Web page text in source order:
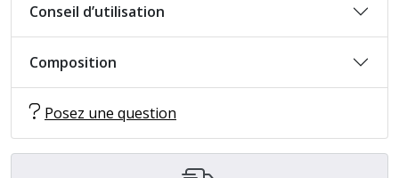
Conseil d’utilisation
Composition
Posez une question